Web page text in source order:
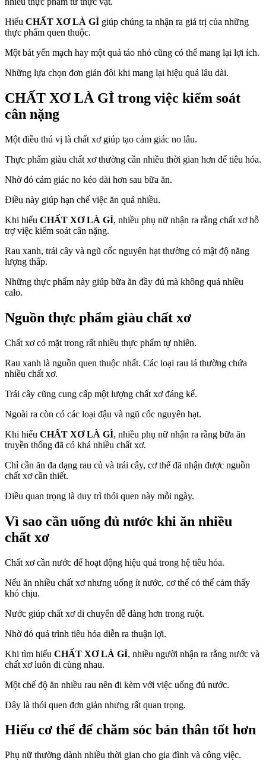
Hiểu CHẤT XƠ LÀ GÌ giúp chúng ta nhận ra giá trị của những
thực phẩm quen thuộc.
Một bát yến mạch hay một quả táo nhỏ cũng có thể mang lại lợi ích.
Những lựa chọn đơn giản đôi khi mang lại hiệu quả lâu dài.
CHẤT XƠ LÀ GÌ trong việc kiểm soát
cân nặng
Một điều thú vị là chất xơ giúp tạo cảm giác no lâu.
Thực phẩm giàu chất xơ thường cần nhiều thời gian hơn để tiêu hóa.
Nhờ đó cảm giác no kéo dài hơn sau bữa ăn.
Điều này giúp hạn chế việc ăn quá nhiều.
Khi hiểu CHẤT XƠ LÀ GÌ, nhiều phụ nữ nhận ra rằng chất xơ hỗ
trợ việc kiểm soát cân nặng.
Rau xanh, trái cây và ngũ cốc nguyên hạt thường có mật độ năng
lượng thấp.
Những thực phẩm này giúp bữa ăn đầy đủ mà không quá nhiều
calo.
Nguồn thực phẩm giàu chất xơ
Chất xơ có mặt trong rất nhiều thực phẩm tự nhiên.
Rau xanh là nguồn quen thuộc nhất. Các loại rau lá thường chứa
nhiều chất xơ.
Trái cây cũng cung cấp một lượng chất xơ đáng kể.
Ngoài ra còn có các loại đậu và ngũ cốc nguyên hạt.
Khi hiểu CHẤT XƠ LÀ GÌ, nhiều phụ nữ nhận ra rằng bữa ăn
truyền thống đã có khá nhiều chất xơ.
Chỉ cần ăn đa dạng rau củ và trái cây, cơ thể đã nhận được nguồn
chất xơ cần thiết.
Điều quan trọng là duy trì thói quen này mỗi ngày.
Vì sao cần uống đủ nước khi ăn nhiều
chất xơ
Chất xơ cần nước để hoạt động hiệu quả trong hệ tiêu hóa.
Nếu ăn nhiều chất xơ nhưng uống ít nước, cơ thể có thể cảm thấy
khó chịu.
Nước giúp chất xơ di chuyển dễ dàng hơn trong ruột.
Nhờ đó quá trình tiêu hóa diễn ra thuận lợi.
Khi tìm hiểu CHẤT XƠ LÀ GÌ, nhiều người nhận ra rằng nước và
chất xơ luôn đi cùng nhau.
Một chế độ ăn nhiều rau nên đi kèm với việc uống đủ nước.
Đây là thói quen đơn giản nhưng rất quan trọng.
Hiểu cơ thể để chăm sóc bản thân tốt hơn
Phụ nữ thường dành nhiều thời gian cho gia đình và công việc.